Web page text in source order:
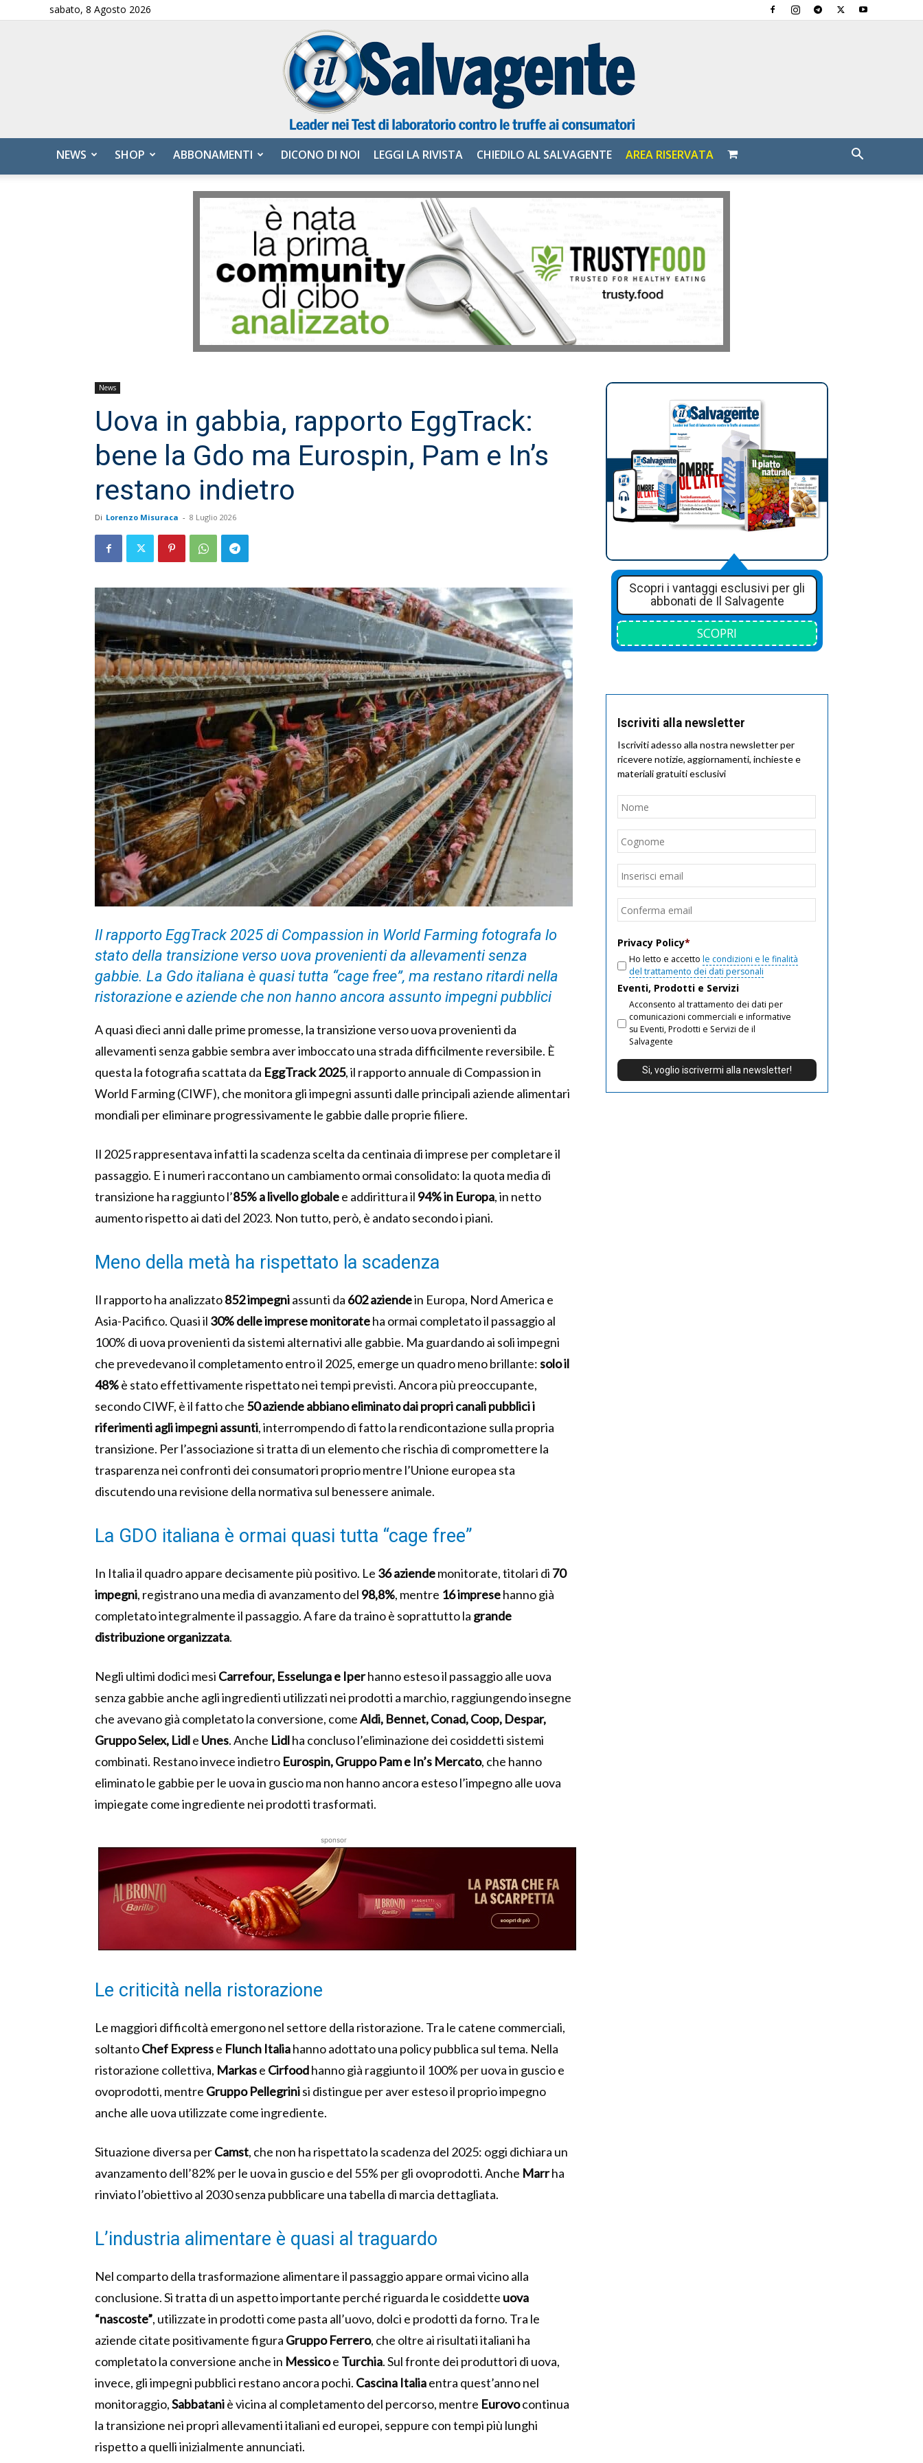
sabato, 8 Agosto 2026
Salvagente
NEWS SHOP ABBONAMENTI DICONO DI NOI LEGGI LA RIVISTA CHIEDILO AL SALVAGENTE AREA RISERVATA
News
Uova in gabbia, rapporto EggTrack:
bene la Gdo ma Eurospin, Pam e In’s
restano indietro
Di Lorenzo Misuraca - 8 Luglio 2026
Il rapporto EggTrack 2025 di Compassion in World Farming fotografa lo
stato della transizione verso uova provenienti da allevamenti senza
gabbie. La Gdo italiana è quasi tutta “cage free”, ma restano ritardi nella
ristorazione e aziende che non hanno ancora assunto impegni pubblici
A quasi dieci anni dalle prime promesse, la transizione verso uova provenienti da
allevamenti senza gabbie sembra aver imboccato una strada difficilmente reversibile. È
questa la fotografia scattata da EggTrack 2025, il rapporto annuale di Compassion in
World Farming (CIWF), che monitora gli impegni assunti dalle principali aziende alimentari
mondiali per eliminare progressivamente le gabbie dalle proprie filiere.
Il 2025 rappresentava infatti la scadenza scelta da centinaia di imprese per completare il
passaggio. E i numeri raccontano un cambiamento ormai consolidato: la quota media di
transizione ha raggiunto l’85% a livello globalee addirittura il 94% in Europa, in netto
aumento rispetto ai dati del 2023. Non tutto, però, è andato secondo i piani.
Meno della metà ha rispettato la scadenza
Il rapporto ha analizzato852 impegniassunti da 602 aziendein Europa, Nord America e
Asia-Pacifico. Quasi il 30% delle imprese monitorateha ormai completato il passaggio al
100% di uova provenienti da sistemi alternativi alle gabbie. Ma guardando ai soli impegni
che prevedevano il completamento entro il 2025, emerge un quadro meno brillante:solo il
48%è stato effettivamente rispettato nei tempi previsti. Ancora più preoccupante,
secondo CIWF, è il fatto che 50 aziende abbiano eliminato dai propri canali pubblici i
riferimenti agli impegni assunti, interrompendo di fatto la rendicontazione sulla propria
transizione. Per l’associazione si tratta di un elemento che rischia di compromettere la
trasparenza nei confronti dei consumatori proprio mentre l’Unione europea sta
discutendo una revisione della normativa sul benessere animale.
La GDO italiana è ormai quasi tutta “cage free”
In Italia il quadro appare decisamente più positivo. Le 36 aziendemonitorate, titolari di 70
impegni, registrano una media di avanzamento del 98,8%, mentre 16 impresehanno già
completato integralmente il passaggio. A fare da traino è soprattutto la grande
distribuzione organizzata.
Negli ultimi dodici mesi Carrefour, Esselunga e Iperhanno esteso il passaggio alle uova
senza gabbie anche agli ingredienti utilizzati nei prodotti a marchio, raggiungendo insegne
che avevano già completato la conversione, comeAldi, Bennet, Conad, Coop, Despar,
Gruppo Selex, Lidle Unes. Anche Lidlha concluso l’eliminazione dei cosiddetti sistemi
combinati. Restano invece indietro Eurospin, Gruppo Pam e In’s Mercato, che hanno
eliminato le gabbie per le uova in guscio ma non hanno ancora esteso l’impegno alle uova
impiegate come ingrediente nei prodotti trasformati.
sponsor
Le criticità nella ristorazione
Le maggiori difficoltà emergono nel settore della ristorazione. Tra le catene commerciali,
soltantoChef Expresse Flunch Italiahanno adottato una policy pubblica sul tema. Nella
ristorazione collettiva, Markase Cirfoodhanno già raggiunto il 100% per uova in guscio e
ovoprodotti, mentre Gruppo Pellegrinisi distingue per aver esteso il proprio impegno
anche alle uova utilizzate come ingrediente.
Situazione diversa perCamst, che non ha rispettato la scadenza del 2025: oggi dichiara un
avanzamento dell’82% per le uova in guscio e del 55% per gli ovoprodotti. Anche Marrha
rinviato l’obiettivo al 2030 senza pubblicare una tabella di marcia dettagliata.
L’industria alimentare è quasi al traguardo
Nel comparto della trasformazione alimentare il passaggio appare ormai vicino alla
conclusione. Si tratta di un aspetto importante perché riguarda le cosiddette uova
“nascoste”, utilizzate in prodotti come pasta all’uovo, dolci e prodotti da forno. Tra le
aziende citate positivamente figura Gruppo Ferrero, che oltre ai risultati italiani ha
completato la conversione anche in Messicoe Turchia. Sul fronte dei produttori di uova,
invece, gli impegni pubblici restano ancora pochi. Cascina Italiaentra quest’anno nel
monitoraggio,Sabbataniè vicina al completamento del percorso, mentre Eurovocontinua
la transizione nei propri allevamenti italiani ed europei, seppure con tempi più lunghi
rispetto a quelli inizialmente annunciati.
Scopri i vantaggi esclusivi per gli
abbonati de Il Salvagente
SCOPRI
Iscriviti alla newsletter
Iscriviti adesso alla nostra newsletter per
ricevere notizie, aggiornamenti, inchieste e
materiali gratuiti esclusivi
Nome
Email
Privacy Policy*
Ho letto e accetto le condizioni e le finalità
del trattamento dei dati personali
Eventi, Prodotti e Servizi
Acconsento al trattamento dei dati per
comunicazioni commerciali e informative
su Eventi, Prodotti e Servizi de il
Salvagente